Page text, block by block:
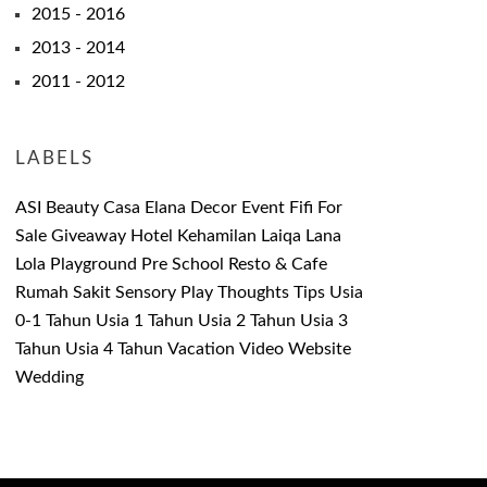
2015 - 2016
2013 - 2014
2011 - 2012
LABELS
ASI BeautyCasa Elana Decor Event Fifi For
SaleGiveaway Hotel Kehamilan Laiqa Lana
Lola Playground Pre School
Resto & Cafe
Rumah SakitSensory PlayThoughtsTips Usia
0-1 Tahun Usia 1 Tahun Usia 2 Tahun Usia 3
Tahun Usia 4 TahunVacationVideoWebsite
Wedding